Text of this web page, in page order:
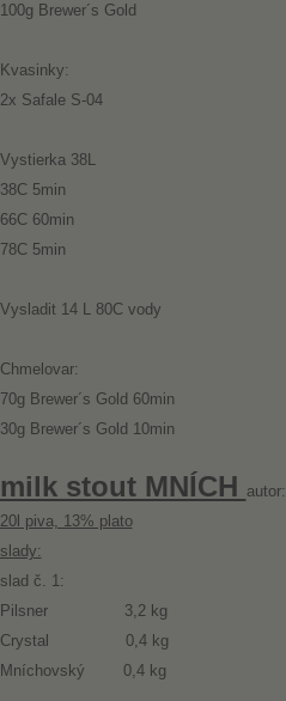
100g Brewer´s Gold
Kvasinky:
2x Safale S-04
Vystierka 38L
38C 5min
66C 60min
78C 5min
Vysladit 14 L 80C vody
Chmelovar:
70g Brewer´s Gold 60min
30g Brewer´s Gold 10min
milk stout MNÍCH
20l piva, 13% plato
slady:
slad č. 1:
Pilsner 3,2 kg
Crystal 0,4 kg
Mníchovský 0,4 kg